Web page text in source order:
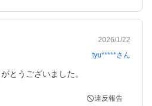
2026/1/22
tyu*****さん
とうございました。
違反報告